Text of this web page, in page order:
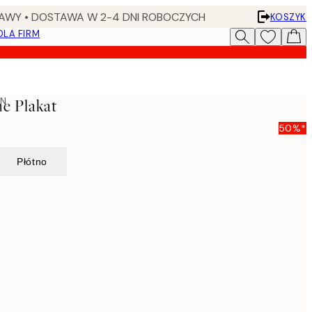
• DOSTAWA W 2-4 DNI ROBOCZYCH
KOSZYK
FIRM
Plakat
50%*
Płótno